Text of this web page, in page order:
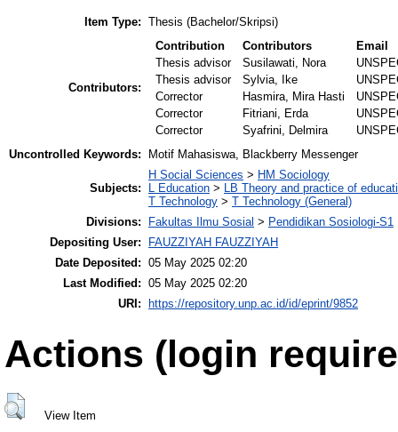
Item Type: Thesis (Bachelor/Skripsi)
Contributors:
Contribution Contributors
Email
Thesis advisor
Susilawati, Nora
Thesis advisor
Sylvia, Ike
Corrector
Hasmira, Mira Hasti
Corrector
Fitriani, Erda
Corrector
Syafrini, Delmira
Uncontrolled Keywords:
Motif Mahasiswa, Blackberry Messenger
Subjects:
H Social Sciences > HM Sociology
L Education > LB Theory and practice of
T Technology > T Technology (General)
Divisions:
Fakultas Ilmu Sosial > Pendidikan Sosiologi-S1
Depositing User:
FAUZZIYAH FAUZZIYAH
Date Deposited: 05 May 2025 02:20
Last Modified: 05 May 2025 02:20
URI:
https://repository.unp.ac.id/id/eprint/9852
Actions (login
View Item